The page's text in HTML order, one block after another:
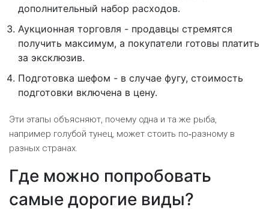
дополнительный набор расходов.
Аукционная торговля - продавцы стремятся
получить максимум, а покупатели готовы платить
за эксклюзив.
Подготовка шефом - в случае фугу, стоимость
подготовки включена в цену.
Эти этапы объясняют, почему одна и та же рыба,
например голубой тунец, может стоить по‑разному в
разных странах.
Где можно попробовать
самые дорогие виды?